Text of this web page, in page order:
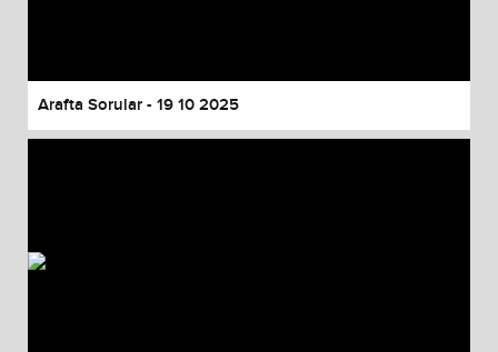
Arafta Sorular - 19 10 2025